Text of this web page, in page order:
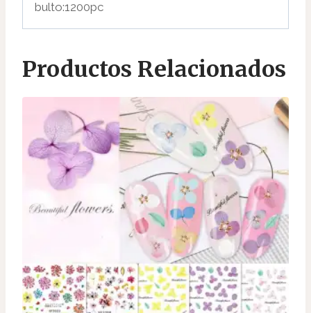
bulto:1200pc
Productos Relacionados